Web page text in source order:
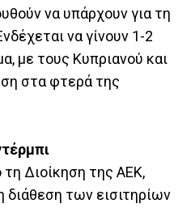
να υπάρχουν για τη
να γίνουν 1-2
με τους Κυπριανού και
στα φτερά της
Διοίκηση της ΑΕΚ,
διάθεση των εισιτηρίων